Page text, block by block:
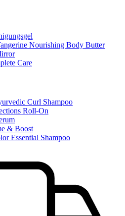
Nourishing Body Butter
Care
Curl Shampoo
Roll-On
& Boost
Essential Shampoo